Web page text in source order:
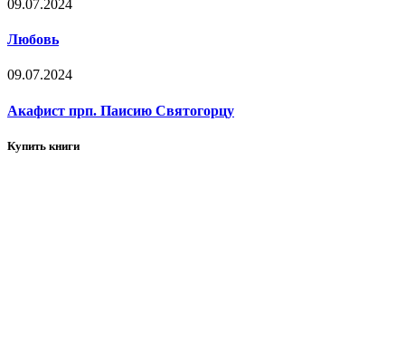
09.07.2024
Любовь
09.07.2024
Акафист прп. Паисию Святогорцу
Купить книги